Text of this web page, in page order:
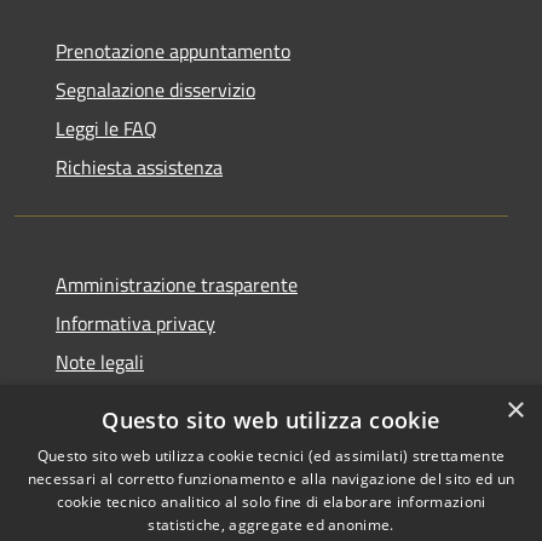
Prenotazione appuntamento
Segnalazione disservizio
Leggi le FAQ
Richiesta assistenza
Amministrazione trasparente
Informativa privacy
Note legali
Copyright © 2026 • Comune di
×
Questo sito web utilizza cookie
Questo sito web utilizza cookie tecnici (ed assimilati) strettamente
necessari al corretto funzionamento e alla navigazione del sito ed un
cookie tecnico analitico al solo fine di elaborare informazioni
statistiche, aggregate ed anonime.